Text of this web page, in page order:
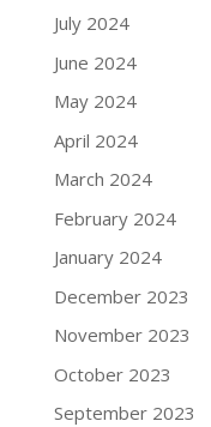
July 2024
June 2024
May 2024
April 2024
March 2024
February 2024
January 2024
December 2023
November 2023
October 2023
September 2023